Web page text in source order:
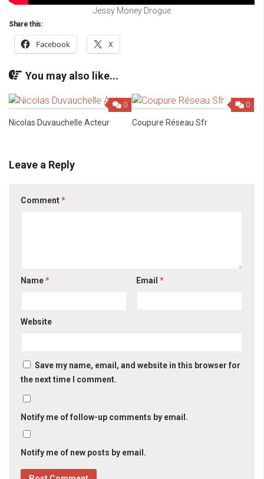
Jessy Money Drogue
Share this:
Facebook X
You may also like...
0
Nicolas Duvauchelle Acteur
0
Coupure Réseau Sfr
Leave a Reply
Comment*
Name* Email*
Website
Save my name, email, and website in this browser for
the next time I comment.
Notify me of follow-up comments by email.
Notify me of new posts by email.